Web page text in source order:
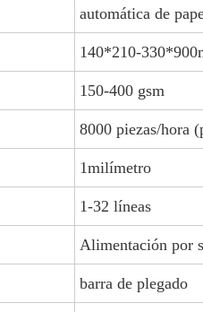
automática de
140*210-
150-400 gsm
8000 piezas/hora
1milímetro
1-32 líneas
Alimentación por
barra de plegado